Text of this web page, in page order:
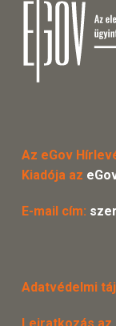
Az eGov
Kiadója az
E-mail cím:
Adatvédelmi